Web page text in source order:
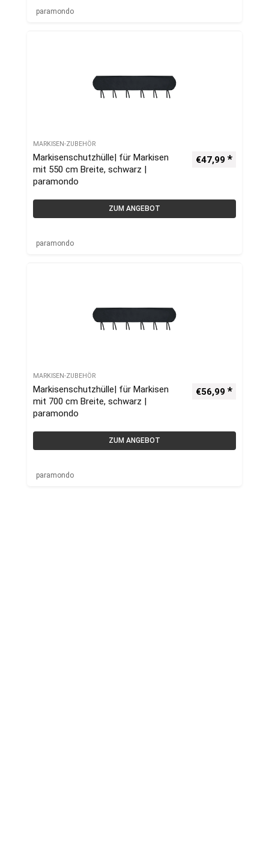
paramondo
MARKISEN-ZUBEHÖR
Markisenschutzhülle| für Markisen
mit 550 cm Breite, schwarz |
paramondo
€47,99
ZUM ANGEBOT
paramondo
MARKISEN-ZUBEHÖR
Markisenschutzhülle| für Markisen
mit 700 cm Breite, schwarz |
paramondo
€56,99
ZUM ANGEBOT
paramondo